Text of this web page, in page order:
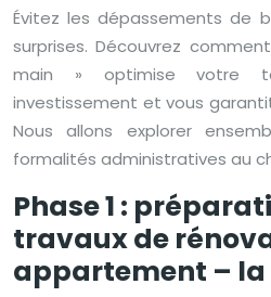
Évitez les dépassements de
surprises. Découvrez
main » optimise votre
investissement et vous
Nous allons explorer
formalités administratives au
Phase 1 :
travaux de
appartement – la